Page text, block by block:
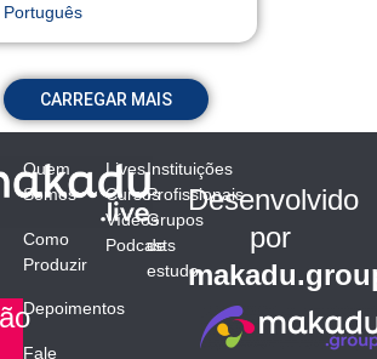
Português
CARREGAR MAIS
Quem
Somos
Como
Produzir
Depoimentos
Fale
Lives
Cursos
Vídeos
Podcasts
Instituições
Profissionais
Grupos
de
estudo
Desenvolvido
por